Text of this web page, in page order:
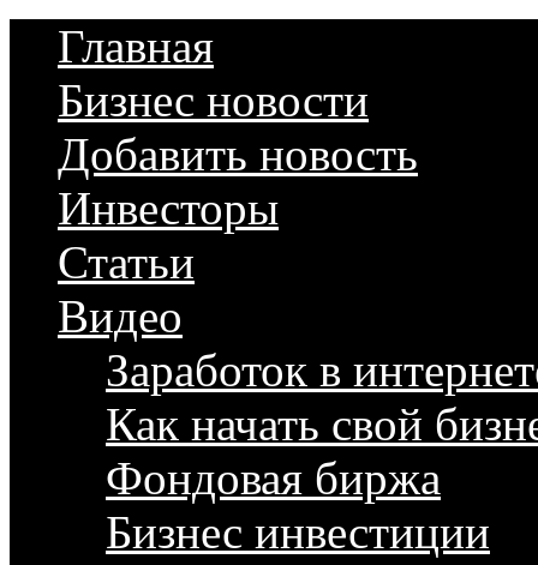
Главная
Бизнес новости
Добавить новость
Инвесторы
Статьи
Видео
Заработок в
Как начать свой
Фондовая биржа
Бизнес инвестиции